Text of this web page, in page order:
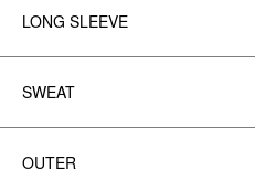
LONG SLEEVE
SWEAT
OUTER